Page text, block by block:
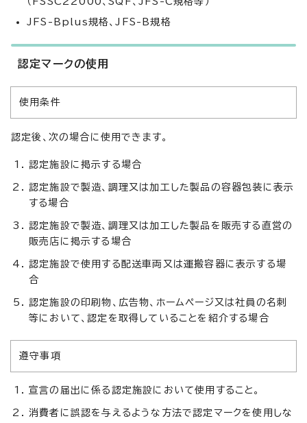
JFS-Bplus規格、JFS-B規格
認定マークの使用
使用条件
認定後、次の場合に使用できます。
認定施設に掲示する場合
認定施設で製造、調理又は加工した製品の容器包装に表示
する場合
認定施設で製造、調理又は加工した製品を販売する直営の
販売店に掲示する場合
認定施設で使用する配送車両又は運搬容器に表示する場
合
認定施設の印刷物、広告物、ホームページ又は社員の名刺
等において、認定を取得していることを紹介する場合
遵守事項
宣言の届出に係る認定施設において使用すること。
消費者に誤認を与えるような方法で認定マークを使用しな